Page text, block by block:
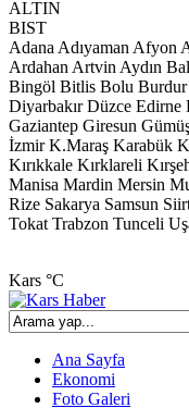
ALTIN
BIST
Adana Adıyaman Afyon
Ardahan Artvin Aydın
Bingöl Bitlis Bolu Burdur
Diyarbakır Düzce Edirne
Gaziantep Giresun
İzmir K.Maraş Karabük
Kırıkkale Kırklareli
Manisa Mardin Mersin
Rize Sakarya Samsun
Tokat Trabzon Tunceli
Kars °C
Ana Sayfa
Ekonomi
Foto Galeri